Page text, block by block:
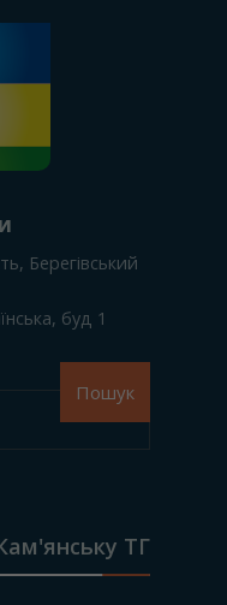
Берегівський
буд 1
Пошук
ТГ